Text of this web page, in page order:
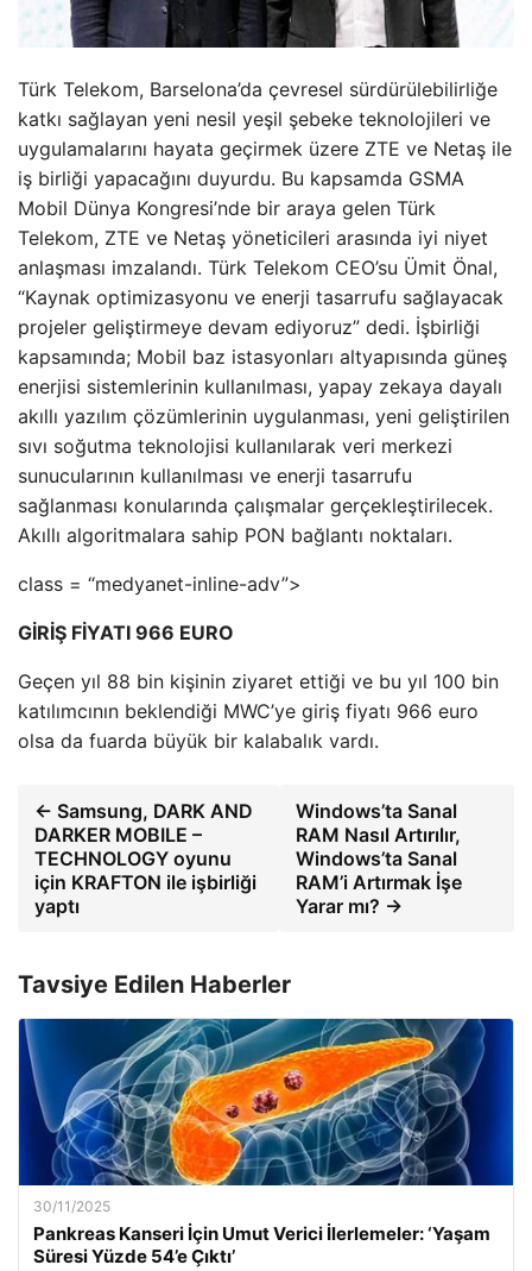
Türk Telekom, Barselona’da çevresel sürdürülebilirliğe
katkı sağlayan yeni nesil yeşil şebeke teknolojileri ve
uygulamalarını hayata geçirmek üzere ZTE ve Netaş ile
iş birliği yapacağını duyurdu. Bu kapsamda GSMA
Mobil Dünya Kongresi’nde bir araya gelen Türk
Telekom, ZTE ve Netaş yöneticileri arasında iyi niyet
anlaşması imzalandı. Türk Telekom CEO’su Ümit Önal,
“Kaynak optimizasyonu ve enerji tasarrufu sağlayacak
projeler geliştirmeye devam ediyoruz” dedi. İşbirliği
kapsamında; Mobil baz istasyonları altyapısında güneş
enerjisi sistemlerinin kullanılması, yapay zekaya dayalı
akıllı yazılım çözümlerinin uygulanması, yeni geliştirilen
sıvı soğutma teknolojisi kullanılarak veri merkezi
sunucularının kullanılması ve enerji tasarrufu
sağlanması konularında çalışmalar gerçekleştirilecek.
Akıllı algoritmalara sahip PON bağlantı noktaları.
class = “medyanet-inline-adv”>
GİRİŞ FİYATI 966 EURO
Geçen yıl 88 bin kişinin ziyaret ettiği ve bu yıl 100 bin
katılımcının beklendiği MWC’ye giriş fiyatı 966 euro
olsa da fuarda büyük bir kalabalık vardı.
← Samsung, DARK AND
DARKER MOBILE –
TECHNOLOGY oyunu
için KRAFTON ile işbirliği
yaptı
Windows’ta Sanal
RAM Nasıl Artırılır,
Windows’ta Sanal
RAM’i Artırmak İşe
Yarar mı? →
Tavsiye Edilen Haberler
30/11/2025
Pankreas Kanseri İçin Umut Verici İlerlemeler: ‘Yaşam
Süresi Yüzde 54’e Çıktı’